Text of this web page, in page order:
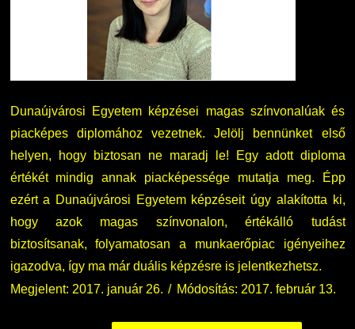
Dunaújvárosi Egyetem képzései magas színvonalúak és
piacképes diplomához vezetnek. Jelölj bennünket első
helyen, hogy biztosan ne maradj le! Egy adott diploma
értékét mindig annak piacképessége mutatja meg. Épp
ezért a Dunaújvárosi Egyetem képzéseit úgy alakította ki,
hogy azok magas színvonalon, értékálló tudást
biztosítsanak, folyamatosan a munkaerőpiac igényeihez
igazodva, így ma már duális képzésre is jelentkezhetsz.
Megjelent: 2017. január 26.
Módosítás: 2017. február 13.